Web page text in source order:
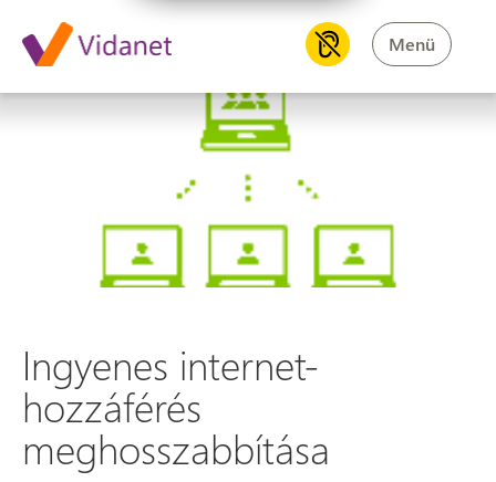
Menü
Ingyenes internet-hozzáférés
Ingyenes internet-
hozzáférés
meghosszabbítása